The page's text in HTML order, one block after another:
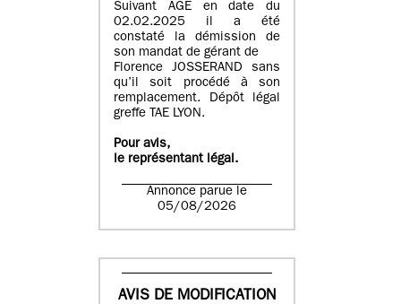
Suivant AGE en date du
02.02.2025 il a été
constaté la démission de
son mandat de gérant de
Florence JOSSERAND sans
qu’il soit procédé à son
remplacement. Dépôt légal
greffe TAE LYON.
Pour avis,
le représentant légal.
Annonce parue le
05/08/2026
AVIS DE MODIFICATION